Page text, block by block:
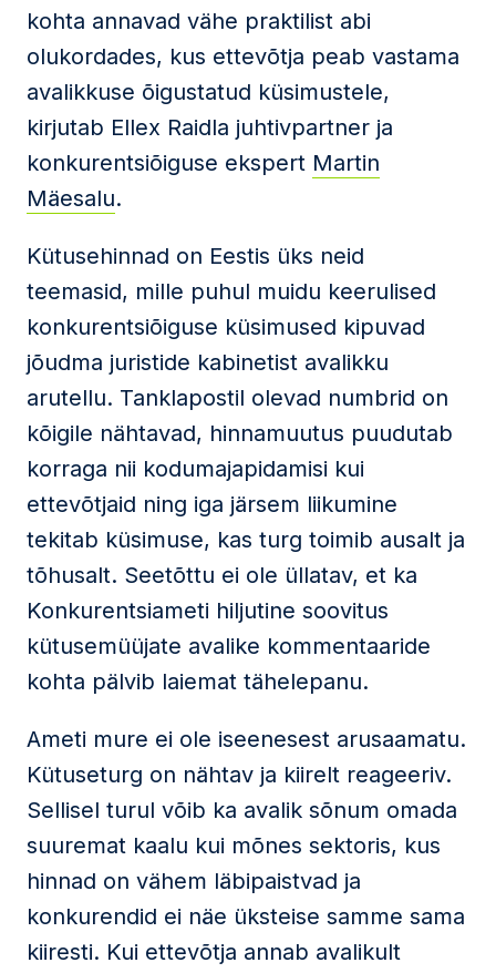
kohta annavad vähe praktilist abi
olukordades, kus ettevõtja peab vastama
avalikkuse õigustatud küsimustele,
kirjutab Ellex Raidla juhtivpartner ja
konkurentsiõiguse ekspert Martin
Mäesalu.
Kütusehinnad on Eestis üks neid
teemasid, mille puhul muidu keerulised
konkurentsiõiguse küsimused kipuvad
jõudma juristide kabinetist avalikku
arutellu. Tanklapostil olevad numbrid on
kõigile nähtavad, hinnamuutus puudutab
korraga nii kodumajapidamisi kui
ettevõtjaid ning iga järsem liikumine
tekitab küsimuse, kas turg toimib ausalt ja
tõhusalt. Seetõttu ei ole üllatav, et ka
Konkurentsiameti hiljutine soovitus
kütusemüüjate avalike kommentaaride
kohta pälvib laiemat tähelepanu.
Ameti mure ei ole iseenesest arusaamatu.
Kütuseturg on nähtav ja kiirelt reageeriv.
Sellisel turul võib ka avalik sõnum omada
suuremat kaalu kui mõnes sektoris, kus
hinnad on vähem läbipaistvad ja
konkurendid ei näe üksteise samme sama
kiiresti. Kui ettevõtja annab avalikult